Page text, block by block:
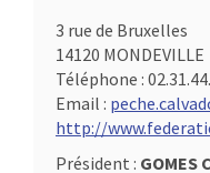
3 rue de Bruxelles
14120 MONDEVILLE
Téléphone :
Email :
http://
Président : GOMES